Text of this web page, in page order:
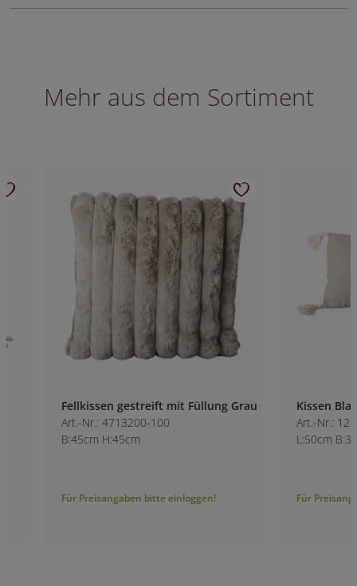
Mehr aus dem Sortiment
Fellkissen gestreift mit Füllung Grau
Art.-Nr.: 4713200-100
B:45cm H:45cm
Für Preisangaben bitte einloggen!
Kissen Blatt
Art.-Nr.: 1286200
L:50cm B:30cm
Für Preisangaben